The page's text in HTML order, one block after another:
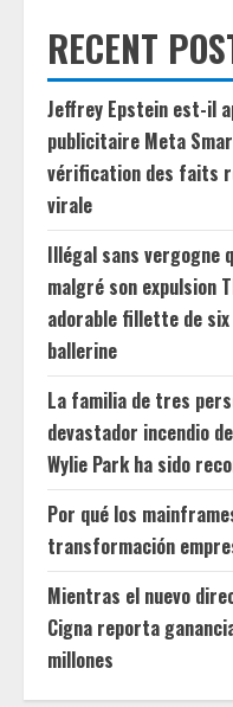
RECENT
Jeffrey Epstein est-il
publicitaire Meta
vérification des faits
virale
Illégal sans vergogne
malgré son expulsion
adorable fillette de
ballerine
La familia de tres
devastador incendio
Wylie Park ha sido
Por qué los
transformación
Mientras el nuevo
Cigna reporta
millones